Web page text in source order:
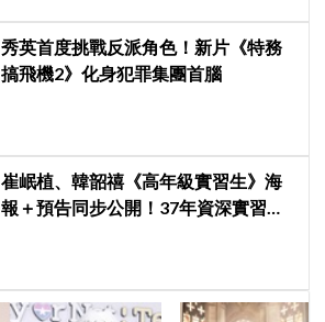
秀英首度挑戰反派角色！新片《特務
搞飛機2》化身犯罪集團首腦
崔岷植、韓韶禧《高年級實習生》海
報＋預告同步公開！37年資深實習生